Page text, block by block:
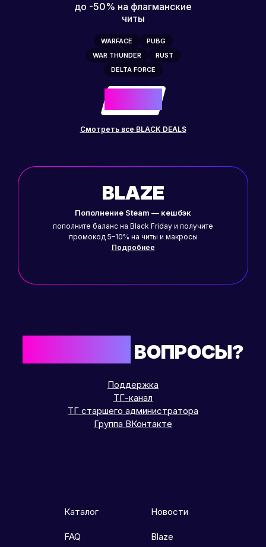
до -50% на флагманские
читы
WARFACE
PUBG
WAR THUNDER
RUST
DELTA FORCE
до
Смотреть все BLACK DEALS
BLAZE
Пополнение Steam — кешбэк
пополните баланс на Black Friday и получите
промокод 5–10% на читы и макросы
Подробнее
ВОПРОСЫ?
Поддержка
ТГ-канал
ТГ старшего администратора
Группа ВКонтакте
Каталог Новости
FAQ Blaze